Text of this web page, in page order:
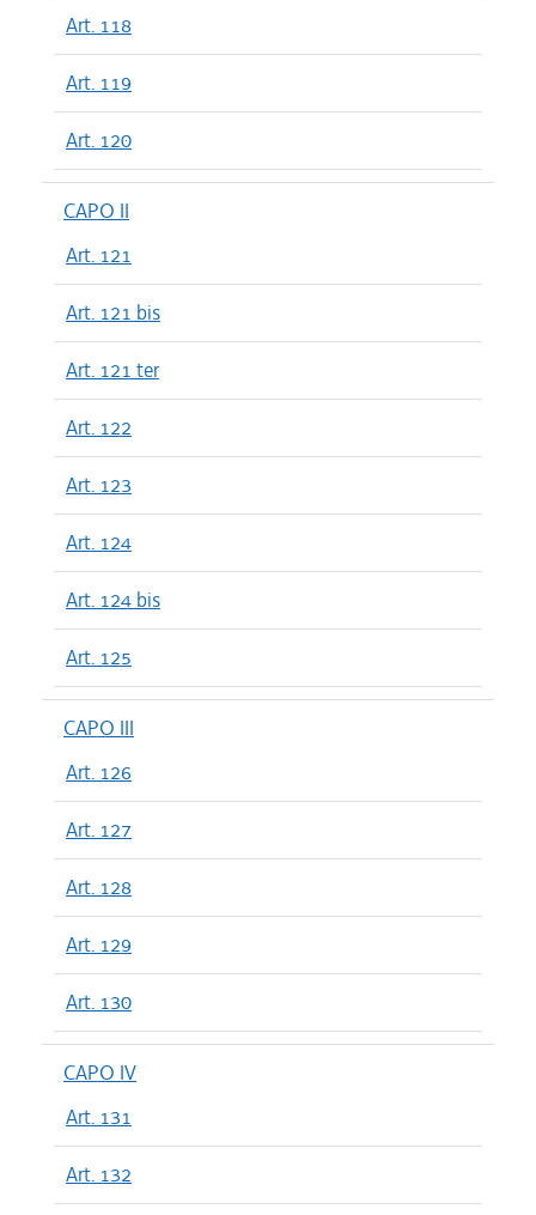
Art. 118
Art. 119
Art. 120
CAPO II
Art. 121
Art. 121 bis
Art. 121 ter
Art. 122
Art. 123
Art. 124
Art. 124 bis
Art. 125
CAPO III
Art. 126
Art. 127
Art. 128
Art. 129
Art. 130
CAPO IV
Art. 131
Art. 132